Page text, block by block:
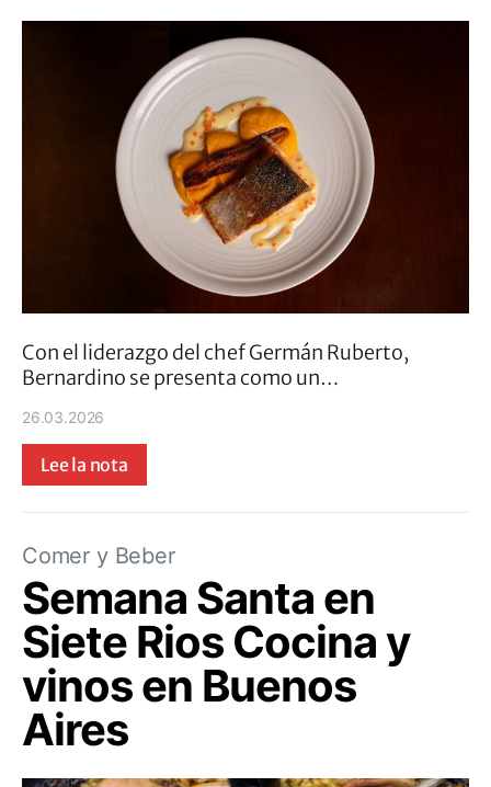
Con el liderazgo del chef Germán Ruberto,
Bernardino se presenta como un…
26.03.2026
Lee la nota
Comer y Beber
Semana Santa en
Siete Rios Cocina y
vinos en Buenos
Aires